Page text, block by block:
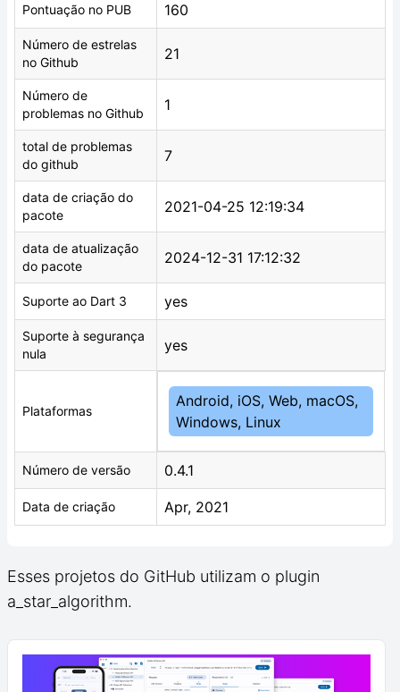
Pontuação no PUB 160
Número de estrelas
no Github
21
Número de
problemas no Github
1
total de problemas
do github
7
data de criação do
pacote
2021-04-25 12:19:34
data de atualização
do pacote
2024-12-31 17:12:32
Suporte ao Dart 3 yes
Suporte à segurança
nula
yes
Plataformas
Android, iOS, Web, macOS,
Windows, Linux
Número de versão 0.4.1
Data de criação Apr, 2021
Esses projetos do GitHub utilizam o plugin
a_star_algorithm.